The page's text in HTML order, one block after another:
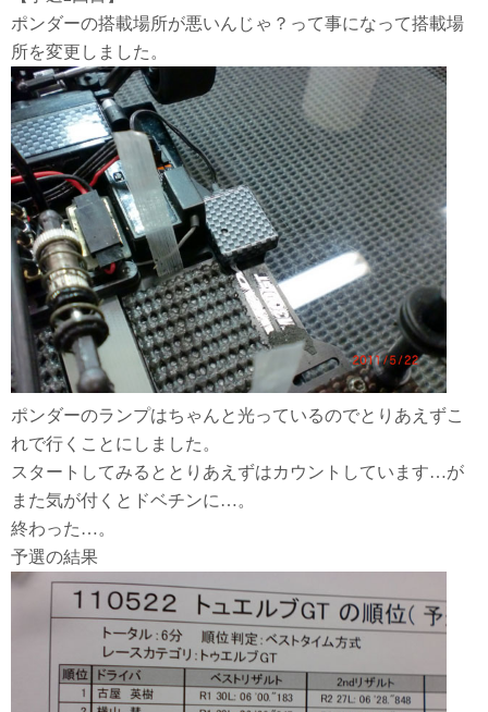
ポンダーの搭載場所が悪いんじゃ？って事になって搭載場
所を変更しました。
ポンダーのランプはちゃんと光っているのでとりあえずこ
れで行くことにしました。
スタートしてみるととりあえずはカウントしています…が
また気が付くとドベチンに…。
終わった…。
予選の結果